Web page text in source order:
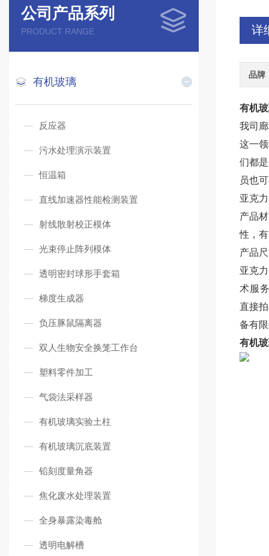
公司产品系列
PRODUCT RANGE
有机玻璃
反应器
污水处理演示装置
恒温箱
直线加速器性能检测装置
射线散射校正模体
光束停止阵列模体
透明密封球形手套箱
梯度生成器
负压豚鼠隔离器
双人生物安全换笼工作台
塑料零件加工
气袋法采样器
有机玻璃实验土柱
有机玻璃沉底装置
铅刻度量角器
焦化废水处理装置
全身暴露染毒舱
透明电解槽
详
品牌
有机
我司
这一
们都
员也
亚克
产品
性，
产品
亚克
术服
直接
备有
有机